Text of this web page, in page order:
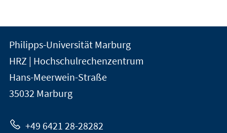
Kontakt
und
Informationen
zur
Website
der
Universität
Marburg
Philipps-Universität Marburg
HRZ | Hochschulrechenzentrum
Hans-Meerwein-Straße
35032 Marburg
+49 6421 28-28282